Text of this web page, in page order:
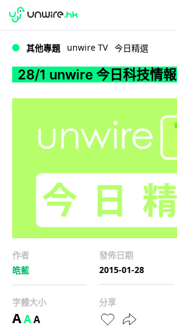
28/1 unwire 今日科技情報
WWDC 2026
其他專題 unwire TV 今日精選
28/1 unwire 今日科技情報
作者
皓藍
發佈日期
2015-01-28
字體大小
AAA
分享